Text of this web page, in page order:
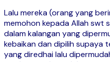
Lalu mereka (orang yang
memohon kepada Allah swt
dalam kalangan yang
kebaikan dan dipilih supaya
yang diredhai lalu